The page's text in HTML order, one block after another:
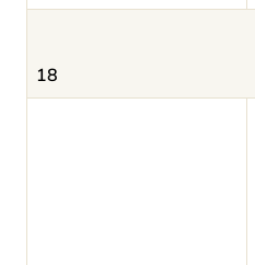
18